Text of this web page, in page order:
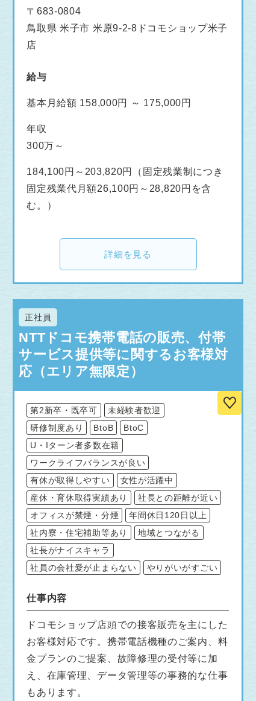
〒683-0804
鳥取県 米子市 米原9-2-8ドコモショップ米子
店
給与
基本月給額 158,000円 ～ 175,000円
年収
300万～
184,100円～203,820円（固定残業制につき
固定残業代月額26,100円～28,820円を含
む。）
詳細を見る
正社員
NTTドコモ携帯電話の販売、付帯
サービス提供等に関するお客様対
応（エリア無限定）
第2新卒・既卒可
未経験者歓迎
研修制度あり
BtoB
BtoC
U・Iターン者多数在籍
ワークライフバランスが良い
有休が取得しやすい
女性が活躍中
産休・育休取得実績あり
社長との距離が近い
オフィスが禁煙・分煙
年間休日120日以上
社内寮・住宅補助等あり
地域とつながる
社長がナイスキャラ
社員の会社愛が止まらない
やりがいがすごい
仕事内容
ドコモショップ店頭での接客販売を主にした
お客様対応です。携帯電話機種のご案内、料
金プランのご提案、故障修理の受付等に加
え、在庫管理、データ管理等の事務的な仕事
もあります。